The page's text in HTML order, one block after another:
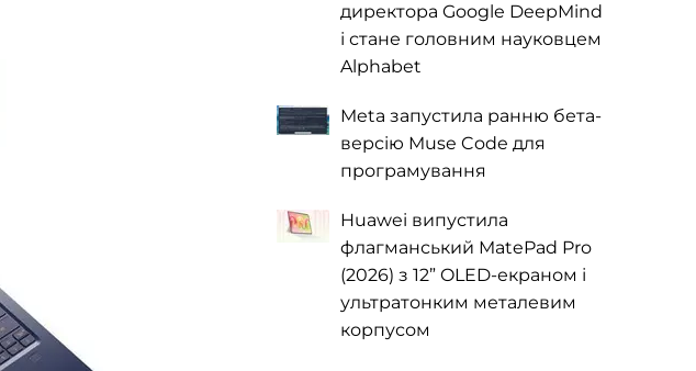
директора Google DeepMind
і стане головним науковцем
Alphabet
Meta запустила ранню бета-
версію Muse Code для
програмування
Huawei випустила
флагманський MatePad Pro
(2026) з 12” OLED-екраном і
ультратонким металевим
корпусом